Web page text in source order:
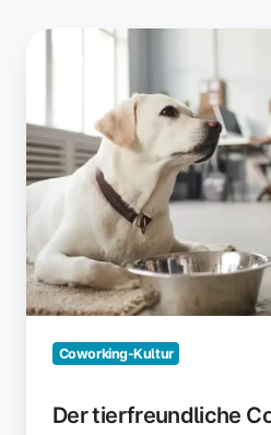
Der
Space:
Chancen,
Risiken
praktische
Tipps
für
dich
Coworking-Kultur
Der tierfreundliche